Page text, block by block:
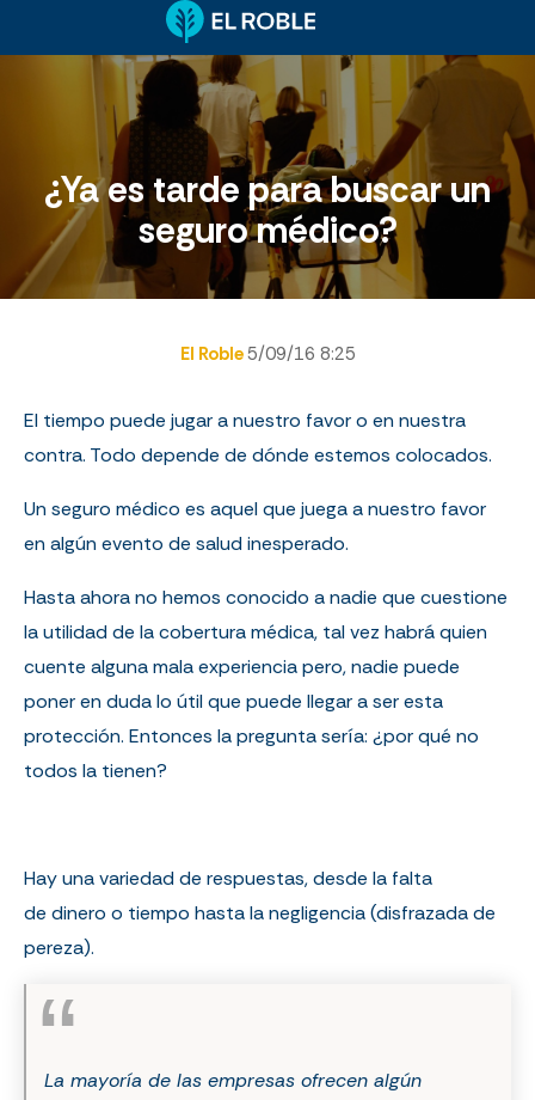
¿Ya es tarde para buscar un
seguro médico?
El Roble5/09/16 8:25
El tiempo puede jugar a nuestro favor o en nuestra
contra. Todo depende de dónde estemos colocados.
Un seguro médico es aquel que juega a nuestro favor
en algún evento de salud inesperado.
Hasta ahora no hemos conocido a nadie que cuestione
la utilidad de la cobertura médica, tal vez habrá quien
cuente alguna mala experiencia pero, nadie puede
poner en duda lo útil que puede llegar a ser esta
protección. Entonces la pregunta sería: ¿por qué no
todos la tienen?
Hay una variedad de respuestas, desde la falta
de dinero o tiempo hasta la negligencia (disfrazada de
pereza).
La mayoría de las empresas ofrecen algún